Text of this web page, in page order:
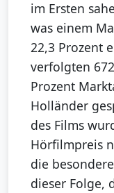
im Ersten
was einem
22,3 Prozent
verfolgten
Prozent
Holländer
des Films
Hörfilmpreis
die
dieser Folge,